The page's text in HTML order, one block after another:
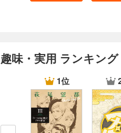
趣味・実用 ランキング
1位